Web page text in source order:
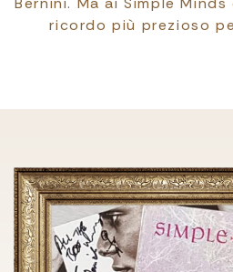
ricordo più prezioso